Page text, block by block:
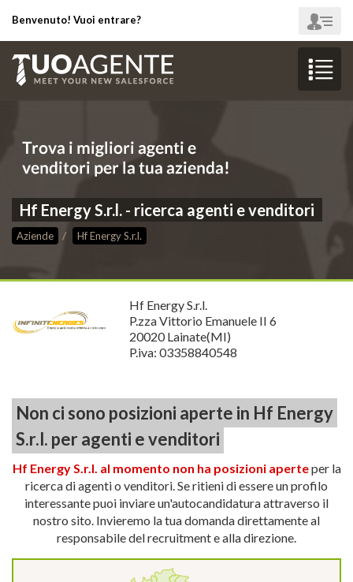
Benvenuto! Vuoi entrare?
Hf Energy S.r.l. - ricerca agenti e venditori
Aziende Hf Energy S.r.l.
Hf Energy S.r.l.
P.zza Vittorio Emanuele II 6
20020 Lainate(MI)
P.iva: 03358840548
Non ci sono posizioni aperte in Hf Energy
S.r.l. per agenti e venditori
Hf Energy S.r.l. al momento non ha posizioni aperteper la
ricerca di agenti o venditori. Se ritieni di essere un profilo
interessante puoi inviare un'autocandidatura attraverso il
nostro sito. Invieremo la tua domanda direttamente al
responsabile del recruitment e alla direzione.